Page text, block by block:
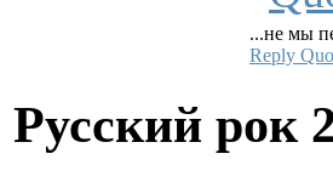
...не мы
Reply
Русский рок